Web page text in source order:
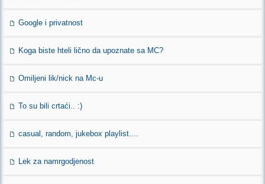
Google i privatnost
Koga biste hteli lično da upoznate sa MC?
Omiljeni lik/nick na Mc-u
To su bili crtaći.. :)
casual, random, jukebox playlist....
Lek za namrgodjenost